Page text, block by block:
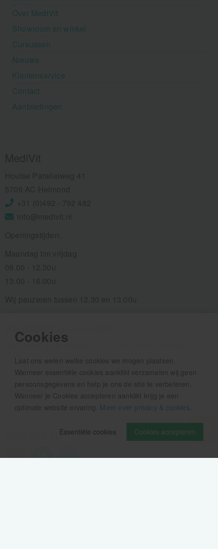
Cookies
Laat ons weten welke cookies we mogen plaatsen.
Wanneer essentiële cookies aanklikt verzamelen wij geen
persoonsgegevens en help je ons de site te verbeteren.
Wanneer je Cookies accepteren aanklikt krijg je een
optimale website ervaring. Meer over privacy & cookies
Cookies accepteren
Essentiële cookies
Over MediVit
Showroom en winkel
Cursussen
Nieuws
Klantenservice
Contact
Aanbiedingen
Aanmelden nieuwsbrief
Als eerste op de hoogte zijn van het laatste nieuws:
Volg ons op